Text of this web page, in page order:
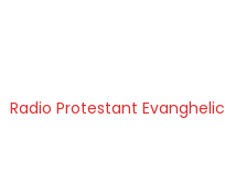
Radio Protestant Evanghelic